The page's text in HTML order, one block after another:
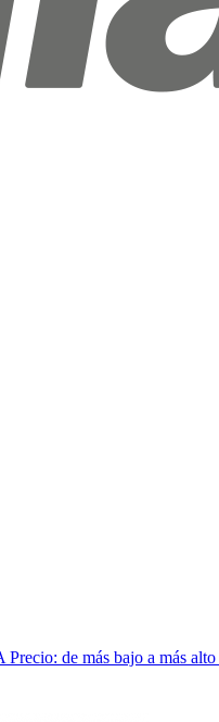
Precio: de más bajo a más alto